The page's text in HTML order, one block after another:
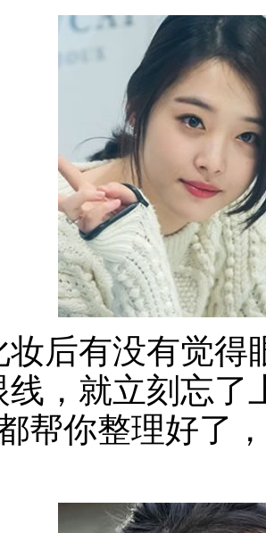
有没有觉得
线，就立刻忘了
帮你整理好了